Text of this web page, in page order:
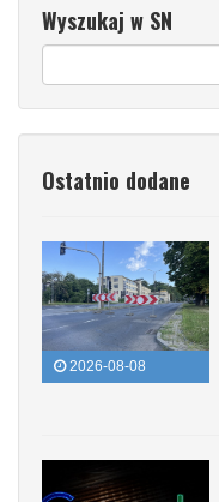
Wyszukaj w SN
Ostatnio dodane
2026-08-08